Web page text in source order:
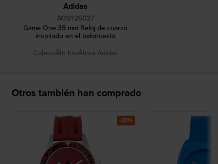
Adidas
AOSY25027
Game One 39 mm Reloj de cuarzo
inspirado en el baloncesto
ColecciĂłn histĂłrica Adidas
Otros también han comprado
-30%